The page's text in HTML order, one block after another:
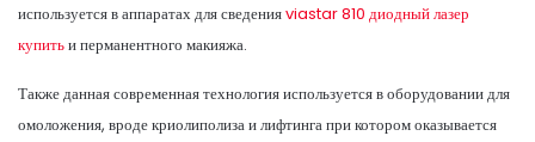
используется в аппаратах для сведенияviastar 810 диодный лазер
купитьи перманентного макияжа.
Также данная современная технология используется в оборудовании для
омоложения, вроде криолиполиза и лифтинга при котором оказывается